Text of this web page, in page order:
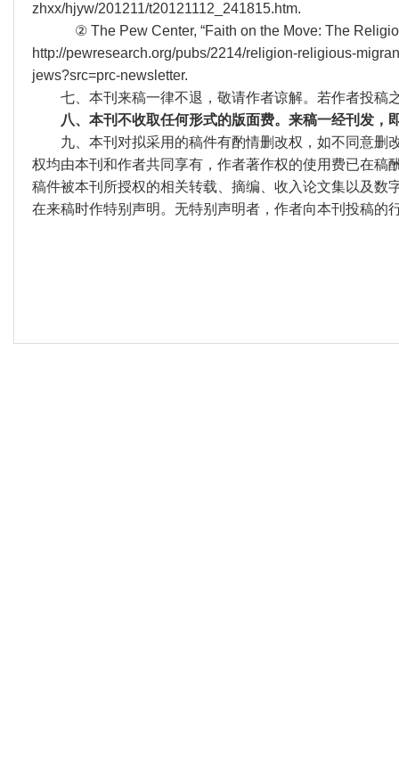
zhxx/hjyw/201211/t20121112_241815.htm.
② The Pew Center, “Faith on the Move: The
http://pewresearch.org/pubs/2214/religion-religious-
jews?src=prc-newsletter.
七、本刊来稿一律不退，敬请作者谅解。若作者投稿
八、本刊不收取任何形式的版面费。来稿一经刊发，
九、本刊对拟采用的稿件有酌情删改权，如不同意删
权均由本刊和作者共同享有，作者著作权的使用费已在
稿件被本刊所授权的相关转载、摘编、收入论文集以及
在来稿时作特别声明。无特别声明者，作者向本刊投稿的